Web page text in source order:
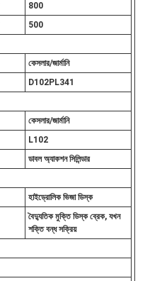
800
500
কেসলার/জার্মানি
D102PL341
কেসলার/জার্মানি
L102
ডাবল অ্যাকশন সিলিন্ডার
হাইড্রোলিক ভিজা ডিস্ক
বৈদ্যুতিক মুক্তি ডিস্ক ব্রেক, যখন
শক্তি বন্ধ সক্রিয়